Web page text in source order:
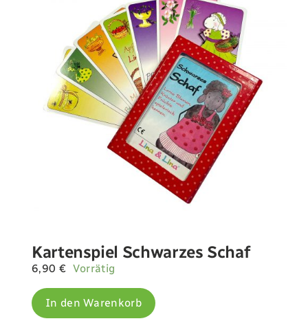
Kartenspiel Schwarzes Schaf
6,90 € Vorrätig
In den Warenkorb